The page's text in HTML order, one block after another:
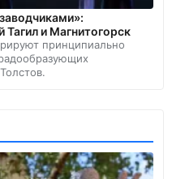
и Магнитогорск
принципиально